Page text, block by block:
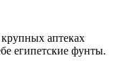
аптеках
египетские фунты.